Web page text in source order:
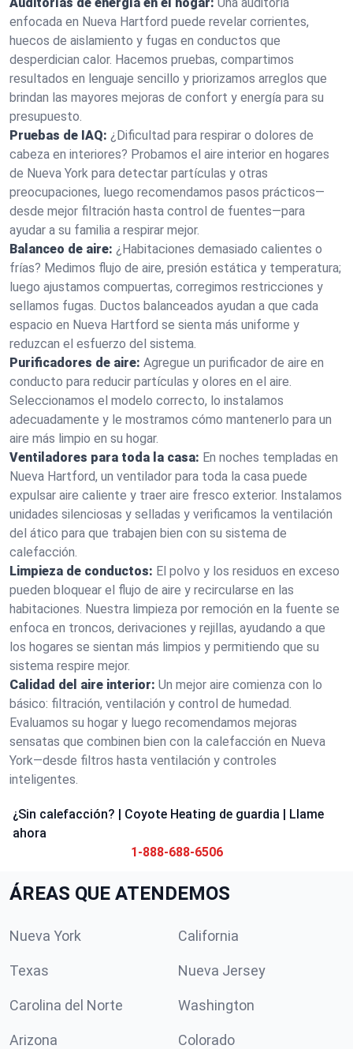
enfocada en Nueva Hartford puede revelar corrientes,
huecos de aislamiento y fugas en conductos que
desperdician calor. Hacemos pruebas, compartimos
resultados en lenguaje sencillo y priorizamos arreglos que
brindan las mayores mejoras de confort y energía para su
presupuesto.
Pruebas de IAQ: ¿Dificultad para respirar o dolores de
cabeza en interiores? Probamos el aire interior en hogares
de Nueva York para detectar partículas y otras
preocupaciones, luego recomendamos pasos prácticos—
desde mejor filtración hasta control de fuentes—para
ayudar a su familia a respirar mejor.
Balanceo de aire: ¿Habitaciones demasiado calientes o
frías? Medimos flujo de aire, presión estática y temperatura;
luego ajustamos compuertas, corregimos restricciones y
sellamos fugas. Ductos balanceados ayudan a que cada
espacio en Nueva Hartford se sienta más uniforme y
reduzcan el esfuerzo del sistema.
Purificadores de aire: Agregue un purificador de aire en
conducto para reducir partículas y olores en el aire.
Seleccionamos el modelo correcto, lo instalamos
adecuadamente y le mostramos cómo mantenerlo para un
aire más limpio en su hogar.
Ventiladores para toda la casa: En noches templadas en
Nueva Hartford, un ventilador para toda la casa puede
expulsar aire caliente y traer aire fresco exterior. Instalamos
unidades silenciosas y selladas y verificamos la ventilación
del ático para que trabajen bien con su sistema de
calefacción.
Limpieza de conductos: El polvo y los residuos en exceso
pueden bloquear el flujo de aire y recircularse en las
habitaciones. Nuestra limpieza por remoción en la fuente se
enfoca en troncos, derivaciones y rejillas, ayudando a que
los hogares se sientan más limpios y permitiendo que su
sistema respire mejor.
Calidad del aire interior: Un mejor aire comienza con lo
básico: filtración, ventilación y control de humedad.
Evaluamos su hogar y luego recomendamos mejoras
sensatas que combinen bien con la calefacción en Nueva
York—desde filtros hasta ventilación y controles
inteligentes.
¿Sin calefacción? | Coyote Heating de guardia | Llame
ahora
1-888-688-6506
ÁREAS QUE ATENDEMOS
Nueva York California
Texas Nueva Jersey
Carolina del Norte Washington
Arizona Colorado